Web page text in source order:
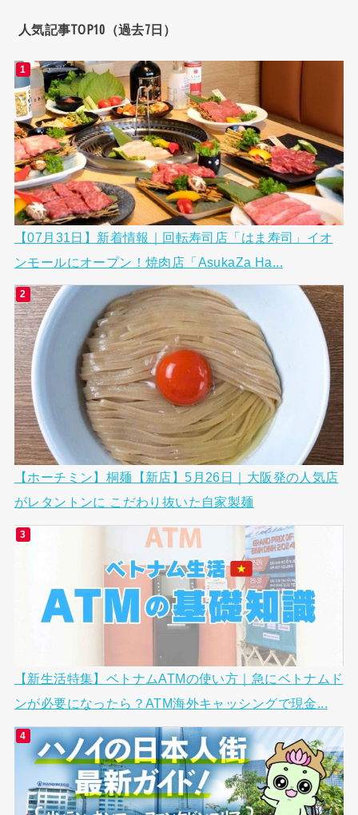
人気記事TOP10（過去7日）
【07月31日】新着情報｜回転寿司店「はま寿司」イオ
ンモールにオープン！焼肉店「AsukaZa Ha...
【ホーチミン】桐麺【新店】5月26日｜大阪発の人気店
がレタントンに こだわり抜いた自家製麺
【新生活特集】ベトナムATMの使い方｜急にベトナムド
ンが必要になったら？ATM海外キャッシングで現金...